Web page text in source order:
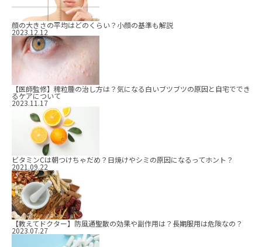
顔の大きさの平均はどのくらい？小顔の基準も解説
2023.12.12
【医師監修】稗粒腫の治し方は？気になる白いブツブツの原因と自宅ででき
るケアについて
2023.11.17
ビタミンCは朝つけちゃだめ？日焼けやシミの原因になるってホント？
2021.09.22
【教えてドクター】防風通聖散の効果や副作用は？長期服用は危険なの？
2023.07.27